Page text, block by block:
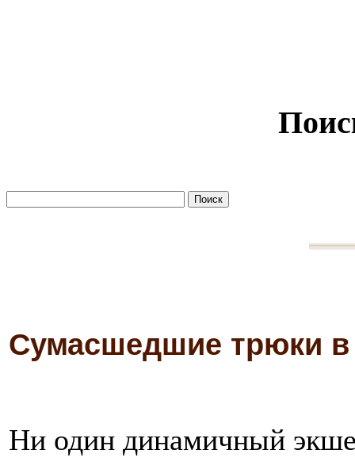
Сумасшедшие трюки в
Ни один динамичный